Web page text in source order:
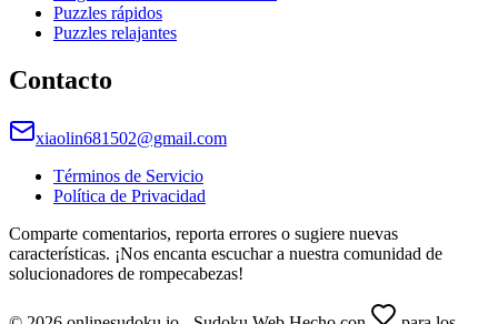
Puzzles rápidos
Puzzles relajantes
Contacto
xiaolin681502@gmail.com
Términos de Servicio
Política de Privacidad
Comparte comentarios, reporta errores o sugiere nuevas
características. ¡Nos encanta escuchar a nuestra comunidad de
solucionadores de rompecabezas!